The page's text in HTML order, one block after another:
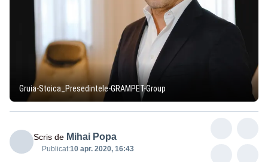
Gruia-Stoica_Presedintele-GRAMPET-Group
Scris de Mihai Popa
Publicat:10 apr. 2020, 16:43